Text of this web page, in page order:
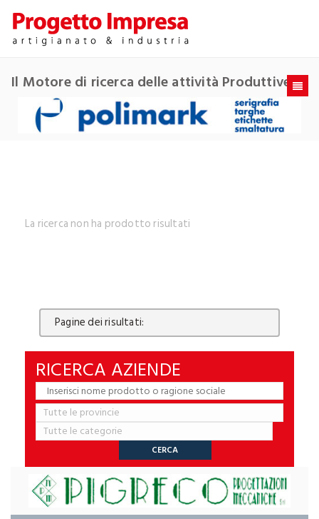
Il Motore di ricerca delle attività Produttive
La ricerca non ha prodotto risultati
Pagine dei risultati:
RICERCA AZIENDE